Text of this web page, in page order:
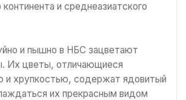
и среднеазиатского
и пышно в НБС зацветают
Их цветы, отличающиеся
и хрупкостью, содержат ядовитый
их прекрасным видом